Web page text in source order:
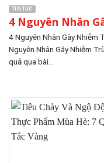
TIN TỨC
4 Nguyên Nhân
4 Nguyên Nhân Gây Nhiễm
Nguyên Nhân Gây Nhiễm
quả qua bài...